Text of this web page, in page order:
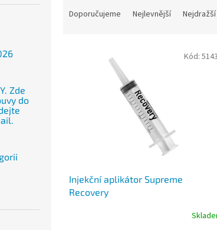
Zde
do
Doporučujeme Nejlevnější Nejdražší
Injekční aplikátor Supreme
Recovery
Kód: